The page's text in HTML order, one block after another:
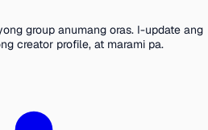
group anumang oras. I-update ang
creator profile, at marami pa.